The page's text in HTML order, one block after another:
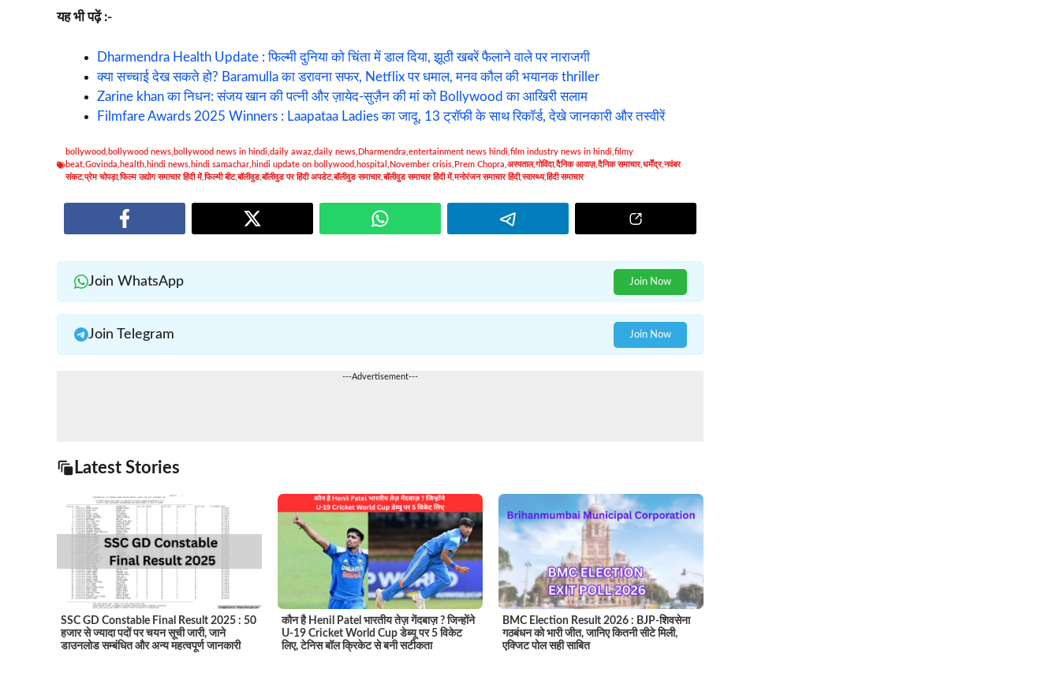
यह भी पढ़ें :-
Dharmendra Health Update : फिल्मी दुनिया को चिंता में डाल दिया, झूठी खबरें फैलाने वाले पर नाराजगी
क्या सच्चाई देख सकते हो? Baramulla का डरावना सफर, Netflix पर धमाल, मनव कौल की भयानक thriller
Zarine khan का निधन: संजय खान की पत्नी और ज़ायेद-सुज़ैन की मां को Bollywood का आखिरी सलाम
Filmfare Awards 2025 Winners : Laapataa Ladies का जादू, 13 ट्रॉफी के साथ रिकॉर्ड, देखे जानकारी और तस्वीरें
bollywood bollywood news bollywood news in hindi daily awaz daily news Dharmendra entertainment news hindi film industry news in hindi filmy
beat Govinda health hindi news hindi samachar hindi update on bollywood hospital November crisis Prem Chopra अस्पताल,गोविंदा,दैनिक आवाज़,दैनिक समाचार,धर्मेंद्र,नवंबर
संकट,प्रेम चोपड़ा,फिल्म उद्योग समाचार हिंदी में,फिल्मी बीट,बॉलीवुड,बॉलीवुड पर हिंदी अपडेट,बॉलीवुड समाचार,बॉलीवुड समाचार हिंदी में,मनोरंजन समाचार हिंदी,स्वास्थ्य,हिंदी समाचार
Join WhatsApp Join Now
Join Telegram Join Now
---Advertisement---
Latest Stories
SSC GD Constable Final Result 2025 : 50
हजार से ज्यादा पदों पर चयन सूची जारी, जाने
डाउनलोड सम्बंधित और अन्य महत्वपूर्ण जानकारी
कौन है Henil Patel भारतीय तेज़ गेंदबाज़ ? जिन्होंने
U-19 Cricket World Cup डेब्यू पर 5 विकेट
लिए, टेनिस बॉल क्रिकेट से बनी सटीकता
BMC Election Result 2026 : BJP-शिवसेना
गठबंधन को भारी जीत, जानिए कितनी सीटे मिली,
एक्जिट पोल सही साबित